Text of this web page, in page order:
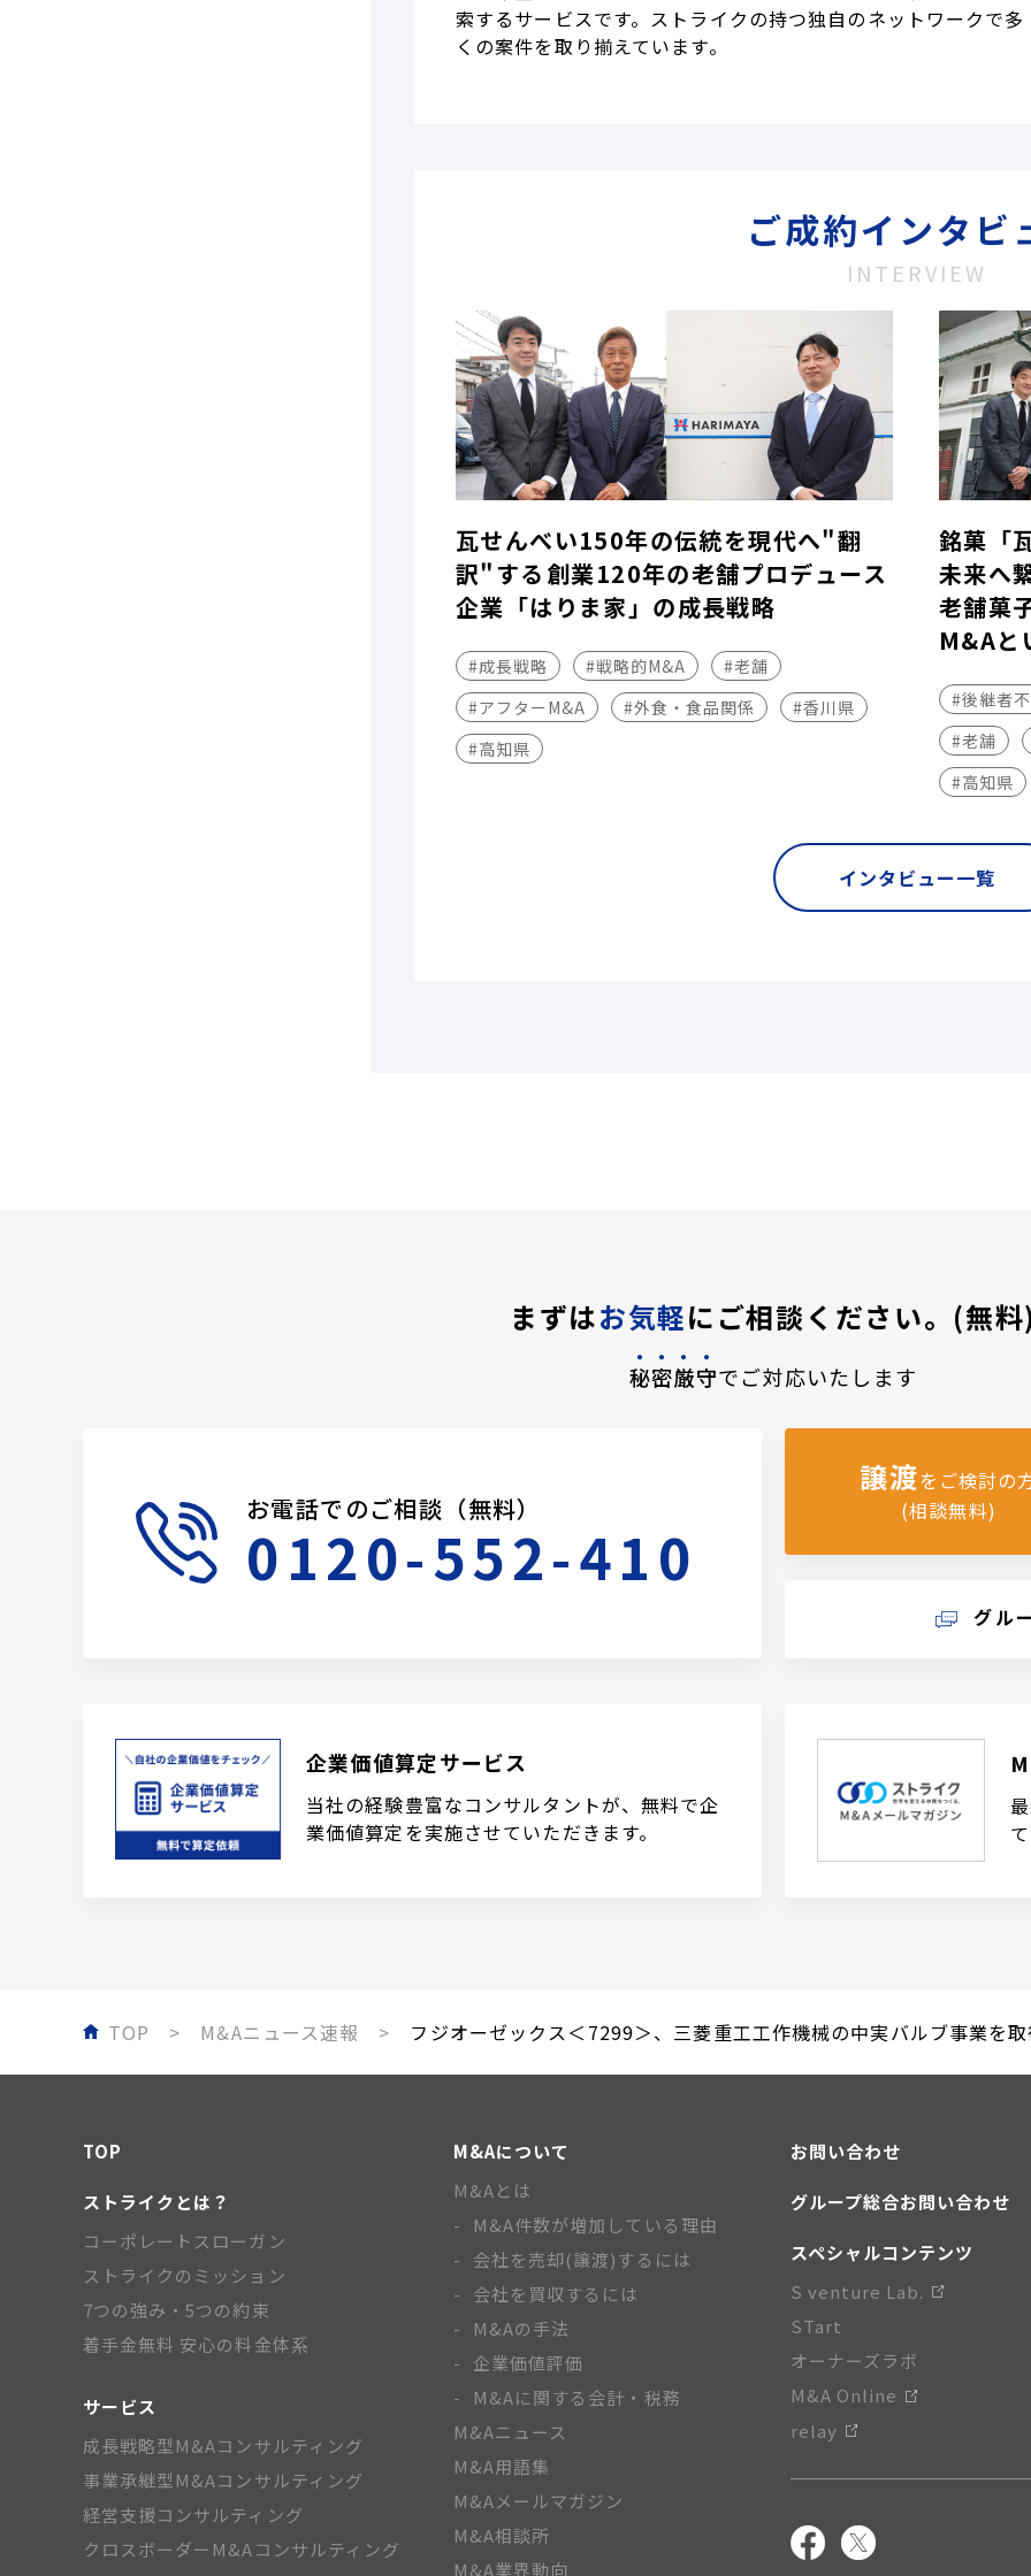
索するサービスです。ストライクの持つ独自のネットワークで多
くの案件を取り揃えています。
ご成約インタビ
INTERVIEW
瓦せんべい150年の伝統を現代へ"翻
訳"する――創業120年の老舗プロデュース
企業「はりま家」の成長戦略
#成長戦略 #戦略的M&A
#老舗
#アフターM&A
#外食・食品関係
#香川県
#高知県
銘菓「
未来へ
老舗菓
M&Aと
#後継者
#老舗
#高知県
インタビュー一覧
まずはお気軽にご相談ください。(無
秘密厳守でご対応いたします
お電話でのご相談（無料）
0120-552-410
譲渡をご検討の
(相談無料)
グル
企業価値算定サービス
当社の経験豊富なコンサルタントが、無料で企
業価値算定を実施させていただきます。
TOP M&Aニュース速報 フジオーゼックス＜7299＞、三菱重工工作機械の中実バルブ事業を
TOP
ストライクとは？
コーポレートスローガン
ストライクのミッション
7つの強み・5つの約束
着手金無料 安心の料金体系
サービス
成長戦略型M&Aコンサルティング
事業承継型M&Aコンサルティング
経営支援コンサルティング
クロスボーダーM&Aコンサルティング
M&Aについて
M&Aとは
M&A件数が増加している理由
会社を売却(譲渡)するには
会社を買収するには
M&Aの手法
企業価値評価
M&Aに関する会計・税務
M&Aニュース
M&A用語集
M&Aメールマガジン
M&A相談所
M&A業界動向
お問い合わせ
グループ総合お問い合わせ
スペシャルコンテンツ
S venture Lab.
STart
オーナーズラボ
M&A Online
relay